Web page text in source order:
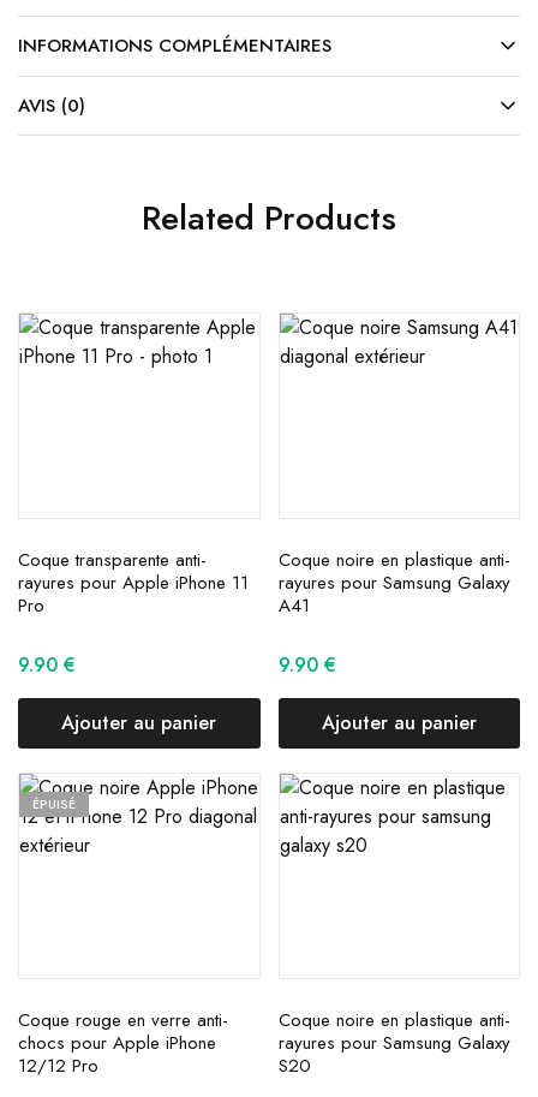
INFORMATIONS COMPLÉMENTAIRES
AVIS (0)
Related Products
Coque transparente anti-
rayures pour Apple iPhone 11
Pro
9.90 €
Ajouter au panier
Coque noire en plastique anti-
rayures pour Samsung Galaxy
A41
9.90 €
Ajouter au panier
ÉPUISÉ
Coque rouge en verre anti-
chocs pour Apple iPhone
12/12 Pro
Coque noire en plastique anti-
rayures pour Samsung Galaxy
S20